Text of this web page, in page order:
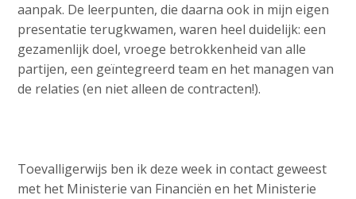
aanpak. De leerpunten, die daarna ook in mijn eigen
presentatie terugkwamen, waren heel duidelijk: een
gezamenlijk doel, vroege betrokkenheid van alle
partijen, een geïntegreerd team en het managen van
de relaties (en niet alleen de contracten!).
Toevalligerwijs ben ik deze week in contact geweest
met het Ministerie van Financiën en het Ministerie